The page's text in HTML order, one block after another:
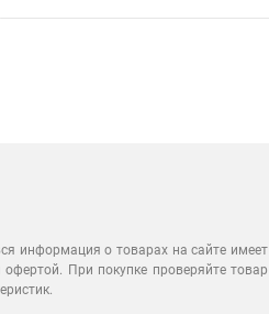
информация о товарах на сайте имеет
При покупке проверяйте товар